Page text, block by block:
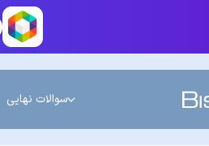
سوالات نهایی